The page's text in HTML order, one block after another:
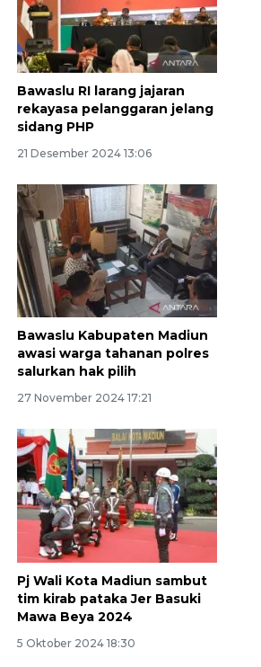
Bawaslu RI larang jajaran
rekayasa pelanggaran jelang
sidang PHP
21 Desember 2024 13:06
Bawaslu Kabupaten Madiun
awasi warga tahanan polres
salurkan hak pilih
27 November 2024 17:21
Pj Wali Kota Madiun sambut
tim kirab pataka Jer Basuki
Mawa Beya 2024
5 Oktober 2024 18:30
kejahatan
Jakarta
18:00:00